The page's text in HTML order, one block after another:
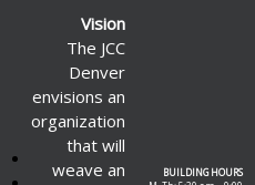
BUILDING HOURS
Vision
The JCC
Denver
envisions an
organization
that will
weave an